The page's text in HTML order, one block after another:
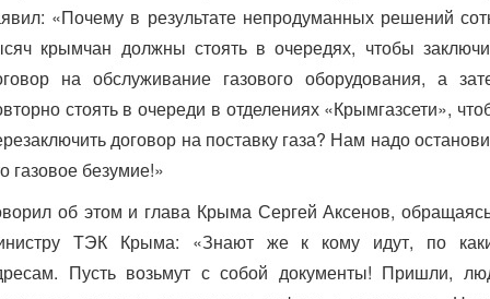
«Почему в результате непродуманных решений
крымчан должны стоять в очередях, чтобы
на обслуживание газового оборудования, а
стоять в очереди в отделениях «Крымгазсети»,
договор на поставку газа? Нам надо
газовое безумие!»
об этом и глава Крыма Сергей Аксенов,
ТЭК Крыма: «Знают же к кому идут, по
Пусть возьмут с собой документы! Пришли,